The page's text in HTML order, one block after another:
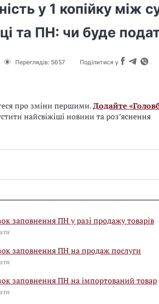
у 1 копійку між
та ПН: чи буде
Переглядів: 5657 Поділитися у
про зміни першими.Додайте
найсвіжіші новини та роз’яснення
заповнення ПН у разі продажу товарів
заповнення ПН на продаж послуги
заповнення ПН на імпортований товар